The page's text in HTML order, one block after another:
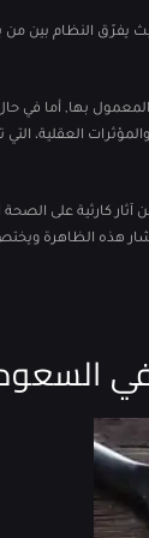
يفرّق النظام بين من
بحسب ما نصت عليه الأنظمة المعمول بها,
للمادة 37 من نظام مكافحة المخدرات والمؤثرات
كارثية على الصحة
هذه الظاهرة
في